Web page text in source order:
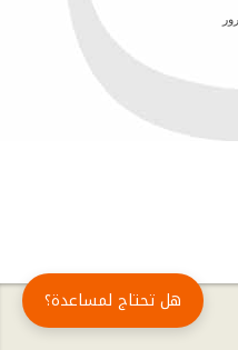
هل تحتاج لمساعدة؟